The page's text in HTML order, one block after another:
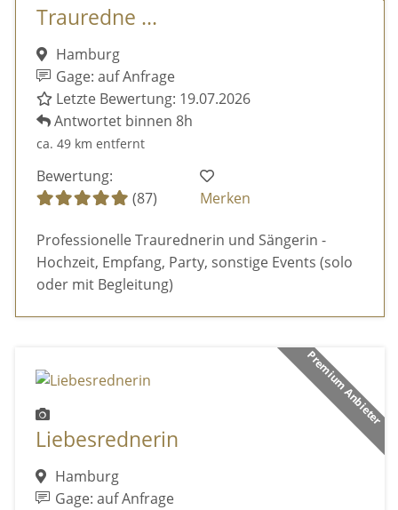
Trauredne ...
Hamburg
Gage: auf Anfrage
Letzte Bewertung: 19.07.2026
Antwortet binnen 8h
ca. 49 km entfernt
Bewertung:
(87)
Merken
Professionelle Traurednerin und Sängerin -
Hochzeit, Empfang, Party, sonstige Events (solo
oder mit Begleitung)
Premium Anbieter
Liebesrednerin
Hamburg
Gage: auf Anfrage